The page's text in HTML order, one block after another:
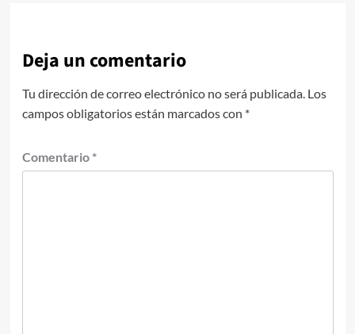
Deja un comentario
Tu dirección de correo electrónico no será publicada. Los
campos obligatorios están marcados con *
Comentario *